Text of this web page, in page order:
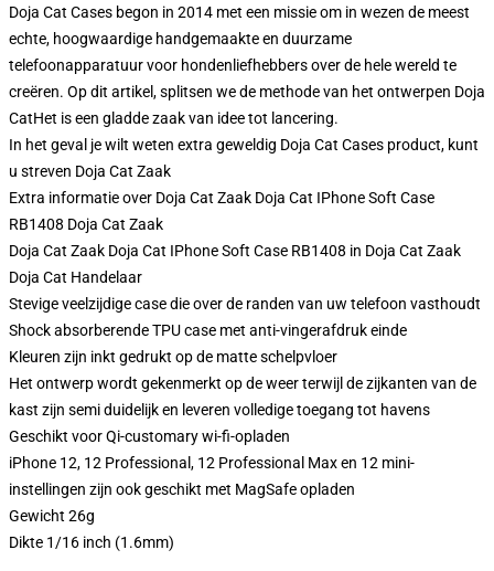
Doja Cat Cases begon in 2014 met een missie om in wezen de meest
echte, hoogwaardige handgemaakte en duurzame
telefoonapparatuur voor hondenliefhebbers over de hele wereld te
creëren. Op dit artikel, splitsen we de methode van het ontwerpen Doja
CatHet is een gladde zaak van idee tot lancering.
In het geval je wilt weten extra geweldig Doja Cat Cases product, kunt
u streven Doja Cat Zaak
Extra informatie over Doja Cat Zaak Doja Cat IPhone Soft Case
RB1408 Doja Cat Zaak
Doja Cat Zaak Doja Cat IPhone Soft Case RB1408 in Doja Cat Zaak
Doja Cat Handelaar
Stevige veelzijdige case die over de randen van uw telefoon vasthoudt
Shock absorberende TPU case met anti-vingerafdruk einde
Kleuren zijn inkt gedrukt op de matte schelpvloer
Het ontwerp wordt gekenmerkt op de weer terwijl de zijkanten van de
kast zijn semi duidelijk en leveren volledige toegang tot havens
Geschikt voor Qi-customary wi-fi-opladen
iPhone 12, 12 Professional, 12 Professional Max en 12 mini-
instellingen zijn ook geschikt met MagSafe opladen
Gewicht 26g
Dikte 1/16 inch (1.6mm)